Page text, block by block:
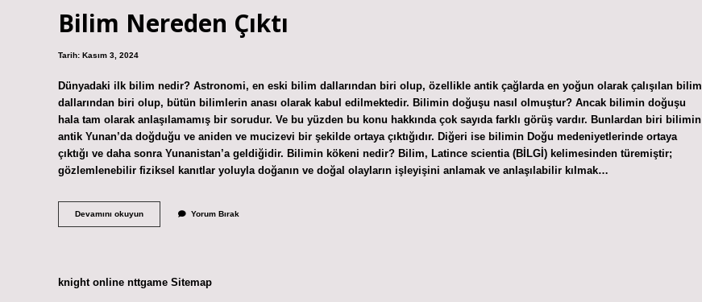
Bilim Nereden Çıktı
Tarih: Kasım 3, 2024
Dünyadaki ilk bilim nedir? Astronomi, en eski bilim dallarından biri olup, özellikle antik çağlarda en yoğun olarak çalışılan bilim
dallarından biri olup, bütün bilimlerin anası olarak kabul edilmektedir. Bilimin doğuşu nasıl olmuştur? Ancak bilimin doğuşu
hala tam olarak anlaşılamamış bir sorudur. Ve bu yüzden bu konu hakkında çok sayıda farklı görüş vardır. Bunlardan biri bilimin
antik Yunan’da doğduğu ve aniden ve mucizevi bir şekilde ortaya çıktığıdır. Diğeri ise bilimin Doğu medeniyetlerinde ortaya
çıktığı ve daha sonra Yunanistan’a geldiğidir. Bilimin kökeni nedir? Bilim, Latince scientia (BİLGİ) kelimesinden türemiştir;
gözlemlenebilir fiziksel kanıtlar yoluyla doğanın ve doğal olayların işleyişini anlamak ve anlaşılabilir kılmak…
Devamını okuyunBilim
Nereden
Yorum Bırak
knight online nttgame Sitemap